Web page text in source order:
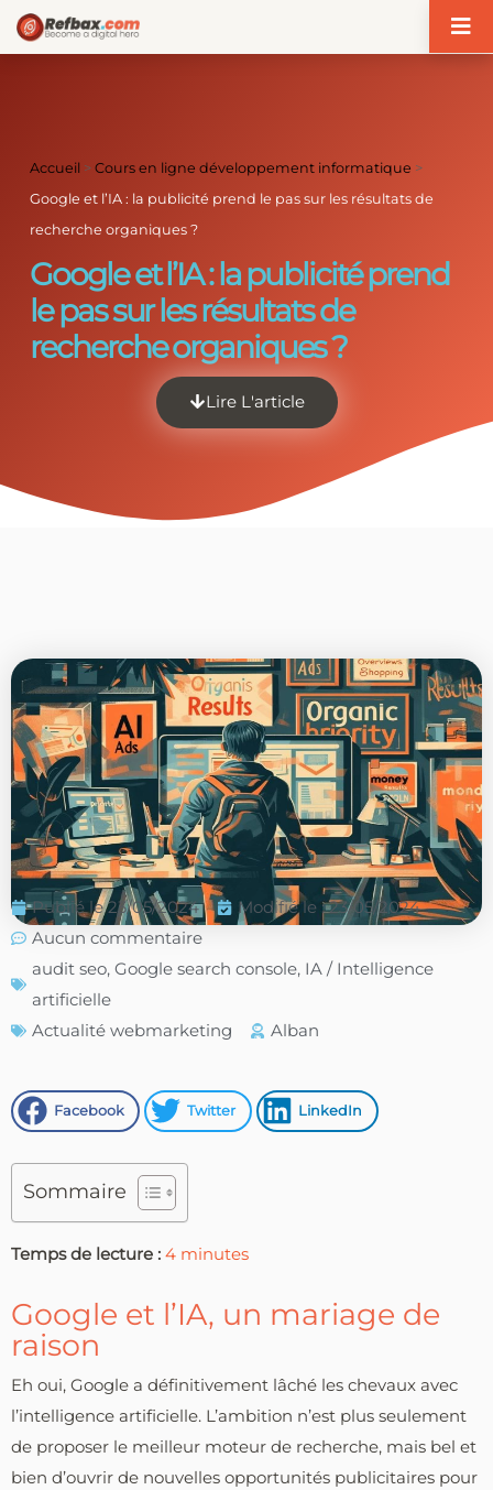
Accueil >Cours en ligne développement informatique >
Google et l’IA : la publicité prend le pas sur les résultats de
recherche organiques ?
Google et l’IA : la publicité prend
le pas sur les résultats de
recherche organiques ?
Lire L'article
Publié le 23/05/2024
Modifié le : 23/05/2024
Aucun commentaire
audit seo, Google search console, IA / Intelligence
artificielle
Actualité webmarketing
Alban
Facebook Twitter LinkedIn
Sommaire
Temps de lecture : 4 minutes
Google et l’IA, un mariage de
raison
Eh oui, Google a définitivement lâché les chevaux avec
l’intelligence artificielle. L’ambition n’est plus seulement
de proposer le meilleur moteur de recherche, mais bel et
bien d’ouvrir de nouvelles opportunités publicitaires pour
Panneau de gestion des cookies